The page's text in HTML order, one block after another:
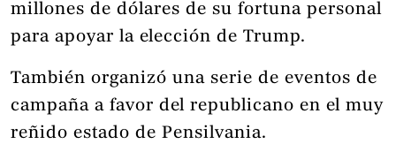
millones de dólares de su fortuna personal
para apoyar la elección de Trump.
También organizó una serie de eventos de
campaña a favor del republicano en el muy
reñido estado de Pensilvania.